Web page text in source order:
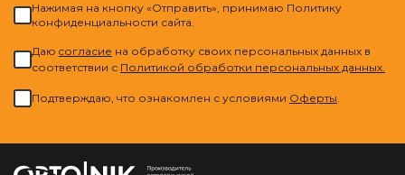
Нажимая на кнопку «Отправить», принимаю Политику
конфиденциальности сайта.
Даю cогласие на обработку своих персональных данных в
соответствии с Политикой обработки персональных данных.
Подтверждаю, что ознакомлен с условиями Оферты.